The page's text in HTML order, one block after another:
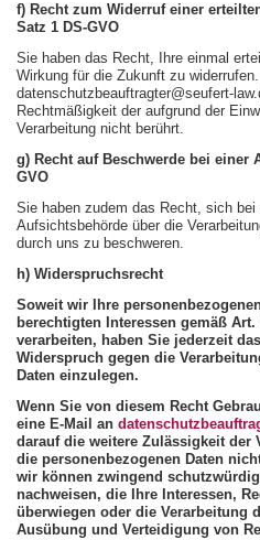
f) Recht zum Widerruf einer
Satz 1 DS-GVO
Sie haben das Recht, Ihre einmal
Wirkung für die Zukunft zu
datenschutzbeauftragter@seufert-
Rechtmäßigkeit der aufgrund der
Verarbeitung nicht berührt.
g) Recht auf Beschwerde bei einer
GVO
Sie haben zudem das Recht, sich
Aufsichtsbehörde über die
durch uns zu beschweren.
h) Widerspruchsrecht
Soweit wir Ihre
berechtigten Interessen gemäß
verarbeiten, haben Sie jederzeit
Widerspruch gegen die
Daten einzulegen.
Wenn Sie von diesem Recht
eine E-Mail an
darauf die weitere Zulässigkeit der
die personenbezogenen Daten
wir können zwingend
nachweisen, die Ihre Interessen,
überwiegen oder die Verarbeitung
Ausübung und Verteidigung von